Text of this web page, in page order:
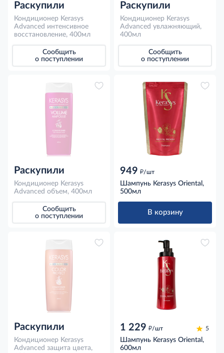
Раскупили
Кондиционер Kerasys
Advanced интенсивное
восстановление, 400мл
Сообщить
о поступлении
Раскупили
Кондиционер Kerasys
Advanced увлажняющий,
400мл
Сообщить
о поступлении
Раскупили
Кондиционер Kerasys
Advanced объем, 400мл
Сообщить
о поступлении
949 д/шт
Шампунь Kerasys Oriental,
500мл
В корзину
Раскупили
Кондиционер Kerasys
Advanced защита цвета,
1 229 д/шт 5
Шампунь Kerasys Oriental,
600мл